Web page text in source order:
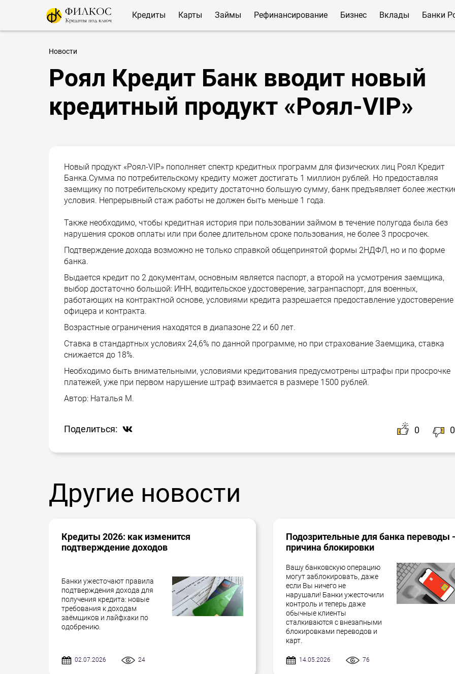
Кредиты Карты Займы Рефинансирование Бизнес Вклады Банки
Новости
Роял Кредит Банк вводит новый
кредитный продукт «Роял-VIP»
Новый продукт «Роял-VIP» пополняет спектр кредитных программ для физических лиц Роял Кредит
Банка.Сумма по потребительскому кредиту может достигать 1 миллион рублей. Но предоставляя
заемщику по потребительскому кредиту достаточно большую сумму, банк предъявляет более
условия. Непрерывный стаж работы не должен быть меньше 1 года.
Также необходимо, чтобы кредитная история при пользовании займом в течение полугода была без
нарушения сроков оплаты или при более длительном сроке пользования, не более 3 просрочек.
Подтверждение дохода возможно не только справкой общепринятой формы 2НДФЛ, но и по форме
банка.
Выдается кредит по 2 документам, основным является паспорт, а второй на усмотрения заемщика,
выбор достаточно большой: ИНН, водительское удостоверение, загранпаспорт, для военных,
работающих на контрактной основе, условиями кредита разрешается предоставление удостоверение
офицера и контракта.
Возрастные ограничения находятся в диапазоне 22 и 60 лет.
Ставка в стандартных условиях 24,6% по данной программе, но при страхование Заемщика, ставка
снижается до 18%.
Необходимо быть внимательными, условиями кредитования предусмотрены штрафы при просрочке
платежей, уже при первом нарушение штраф взимается в размере 1500 рублей.
Автор: Наталья М.
Поделиться: 0 0
Другие новости
Кредиты 2026: как изменится
подтверждение доходов
Банки ужесточают правила
подтверждения дохода для
получения кредита: новые
требования к доходам
заёмщиков и лайфхаки по
одобрению.
02.07.2026 24
Подозрительные для банка переводы -
причина блокировки
Вашу банковскую операцию
могут заблокировать, даже
если Вы ничего не
нарушали! Банки ужесточили
контроль и теперь даже
обычные клиенты
сталкиваются с внезапными
блокировками переводов и
карт.
14.05.2026 76